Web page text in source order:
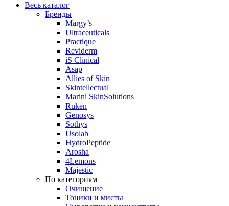
Весь каталог
Бренды
Margy’s
Ultraceuticals
Practique
Reviderm
iS Clinical
Asap
Allies of Skin
Skintellectual
Marini SkinSolutions
Ruken
Genosys
Sothys
Usolab
HydroPeptide
Arosha
4Lemons
Majestic
По категориям
Очищение
Тоники и мисты